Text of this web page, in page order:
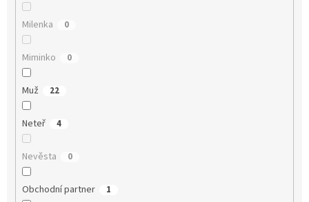
Milenka 0
Miminko 0
Muž 22
Neteř 4
Nevěsta 0
Obchodní partner 1